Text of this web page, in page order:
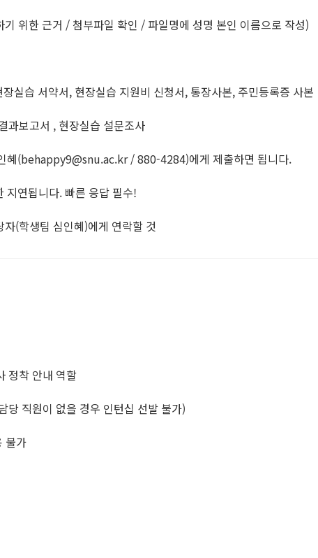
위한 근거 / 첨부파일 확인 / 파일명에 성명 본인 이름으로 작성)
실습 서약서, 현장실습 지원비 신청서, 통장사본, 주민등록증 사본
과보고서 , 현장실습 설문조사
혜(behappy9@snu.ac.kr / 880-4284)에게 제출하면 됩니다.
지연됩니다. 빠른 응답 필수!
(학생팀 심인혜)에게 연락할 것
정착 안내 역할
당 직원이 없을 경우 인턴십 선발 불가)
불가